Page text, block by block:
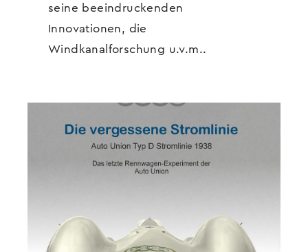
seine beeindruckenden
Innovationen, die
Windkanalforschung u.v.m..